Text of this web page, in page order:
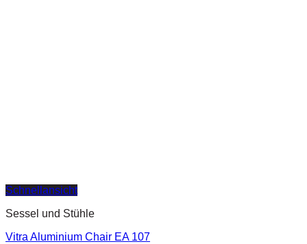
Schnellansicht
Sessel und Stühle
Vitra Aluminium Chair EA 107